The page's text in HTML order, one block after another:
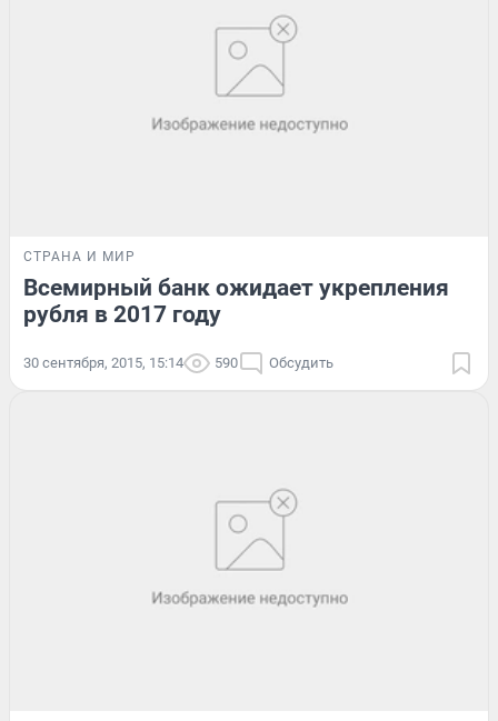
СТРАНА И МИР
Всемирный банк ожидает укрепления
рубля в 2017 году
30 сентября, 2015, 15:14 590 Обсудить